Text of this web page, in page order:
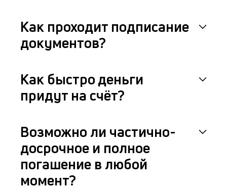
Как проходит подписание
документов?
Как быстро деньги
придут на счёт?
Возможно ли частично-
досрочное и полное
погашение в любой
момент?